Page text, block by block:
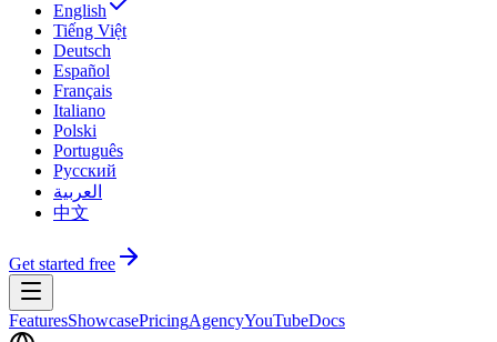
English
Tiếng Việt
Deutsch
Español
Français
Italiano
Polski
Português
Русский
العربية
中文
Get started free
FeaturesShowcasePricingAgencyYouTubeDocs